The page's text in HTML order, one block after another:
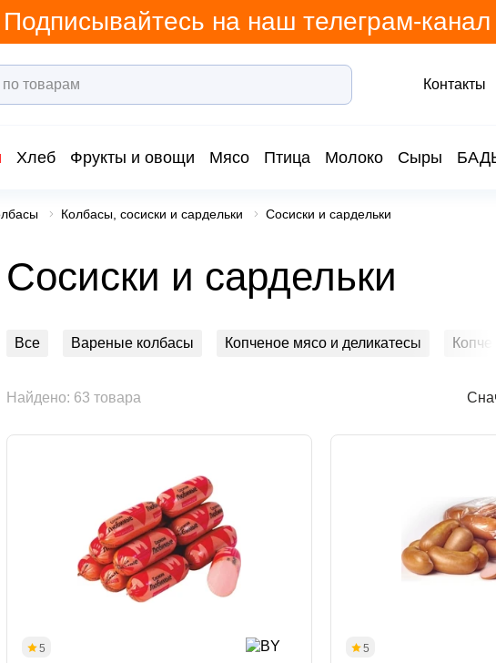
Подписывайтесь на наш телеграм-
Контакты
Хлеб Фрукты и овощи Мясо Птица Молоко Сыры
Колбасы, сосиски и сардельки Сосиски и сардельки
Сосиски и сардельки
Все Вареные колбасы Копченое мясо и деликатесы
Найдено: 63 товара
5 5